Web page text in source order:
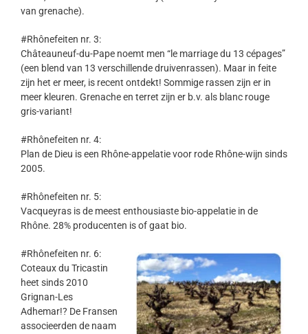
van grenache).
#Rhônefeiten nr. 3:
Châteauneuf-du-Pape noemt men “le marriage du 13 cépages”
(een blend van 13 verschillende druivenrassen). Maar in feite
zijn het er meer, is recent ontdekt! Sommige rassen zijn er in
meer kleuren. Grenache en terret zijn er b.v. als blanc rouge
gris-variant!
#Rhônefeiten nr. 4:
Plan de Dieu is een Rhône-appelatie voor rode Rhône-wijn sinds
2005.
#Rhônefeiten nr. 5:
Vacqueyras is de meest enthousiaste bio-appelatie in de
Rhône. 28% producenten is of gaat bio.
#Rhônefeiten nr. 6:
Coteaux du Tricastin
heet sinds 2010
Grignan-Les
Adhemar!? De Fransen
associeerden de naam